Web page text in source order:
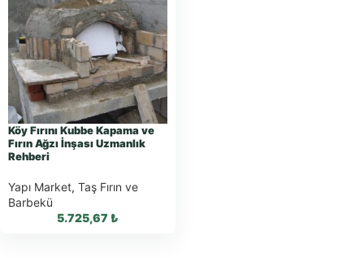
WhatsApp ile
Sipariş
WhatsApp Teklif
Al
Köy Fırını Kubbe Kapama ve
Fırın Ağzı İnşası Uzmanlık
Rehberi
Yapı Market, Taş Fırın ve
Barbekü
5.725,67 ₺